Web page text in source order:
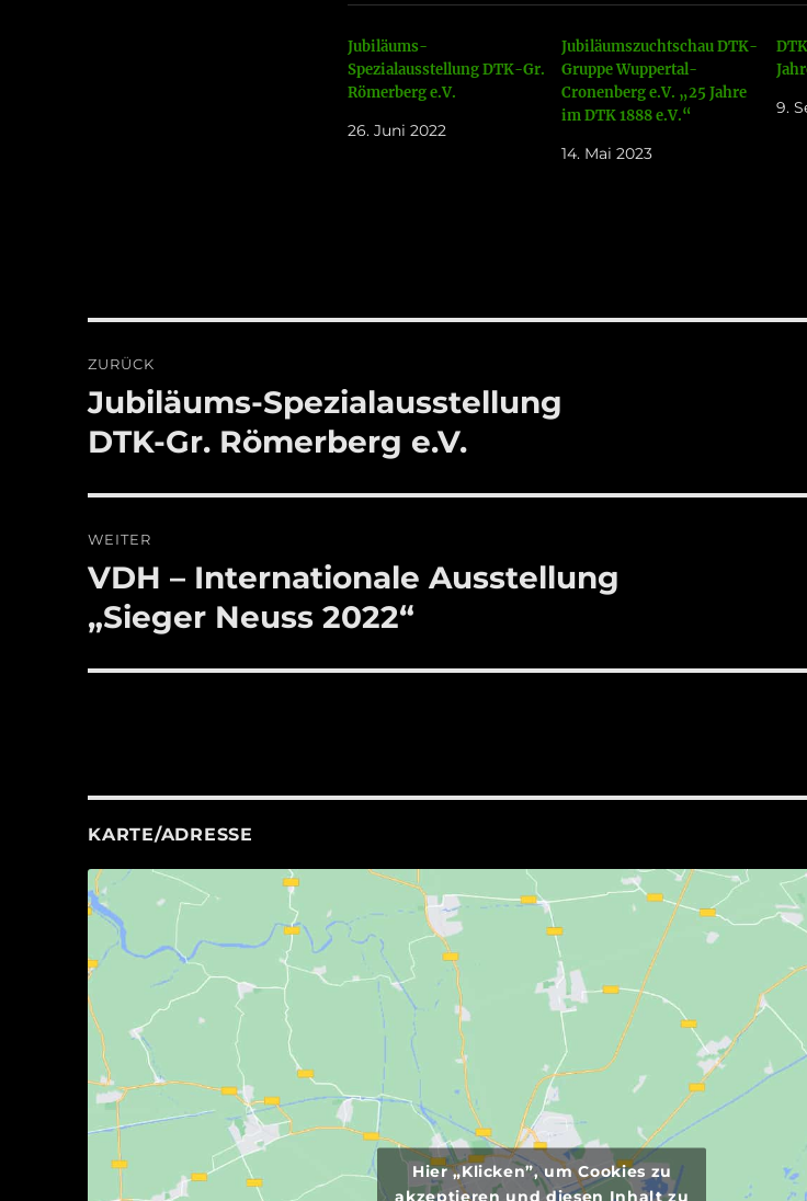
Jubiläums-
Spezialausstellung DTK-Gr.
Römerberg e.V.
26. Juni 2022
Jubiläumszuchtschau DTK-
Gruppe Wuppertal-
Cronenberg e.V. „25 Jahre
im DTK 1888 e.V.“
14. Mai 2023
9.
ZURÜCK
Vorheriger
Beitrag:
Jubiläums-Spezialausstellung
DTK-Gr. Römerberg e.V.
WEITER
Nächster
Beitrag:
VDH – Internationale Ausstellung
„Sieger Neuss 2022“
KARTE/ADRESSE
Hier „Klicken”, um Cookies zu
akzeptieren und diesen Inhalt zu